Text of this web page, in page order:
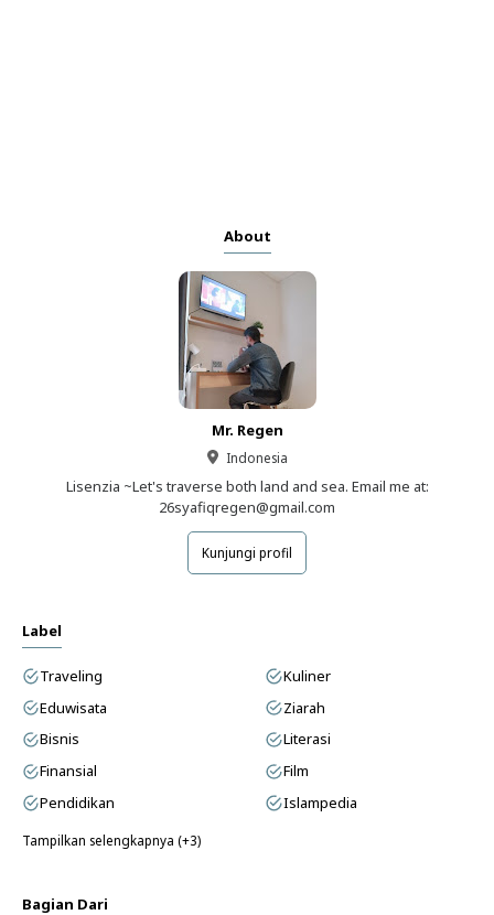
About
Mr. Regen
Indonesia
Lisenzia ~Let's traverse both land and sea. Email me at:
26syafiqregen@gmail.com
Kunjungi profil
Label
Traveling
Kuliner
Eduwisata
Ziarah
Bisnis
Literasi
Finansial
Film
Pendidikan
Islampedia
Tampilkan selengkapnya (+3)
Bagian Dari